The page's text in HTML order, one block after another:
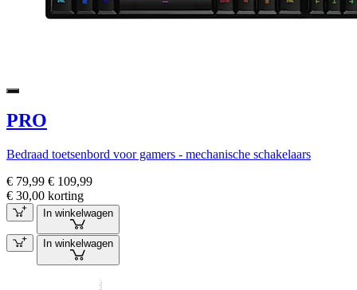
PRO
Bedraad toetsenbord voor gamers - mechanische schakelaars
€ 79,99 € 109,99
€ 30,00 korting
In winkelwagen
In winkelwagen